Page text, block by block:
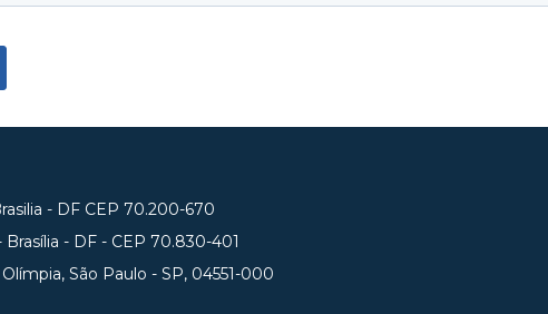
- DF CEP 70.200-670
- DF - CEP 70.830-401
São Paulo - SP, 04551-000